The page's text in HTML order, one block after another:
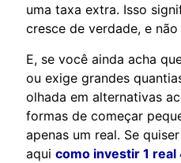
uma taxa extra. Isso
cresce de verdade, e
E, se você ainda acha
ou exige grandes
olhada em alternativas
formas de começar
apenas um real. Se
aqui como investir 1 real